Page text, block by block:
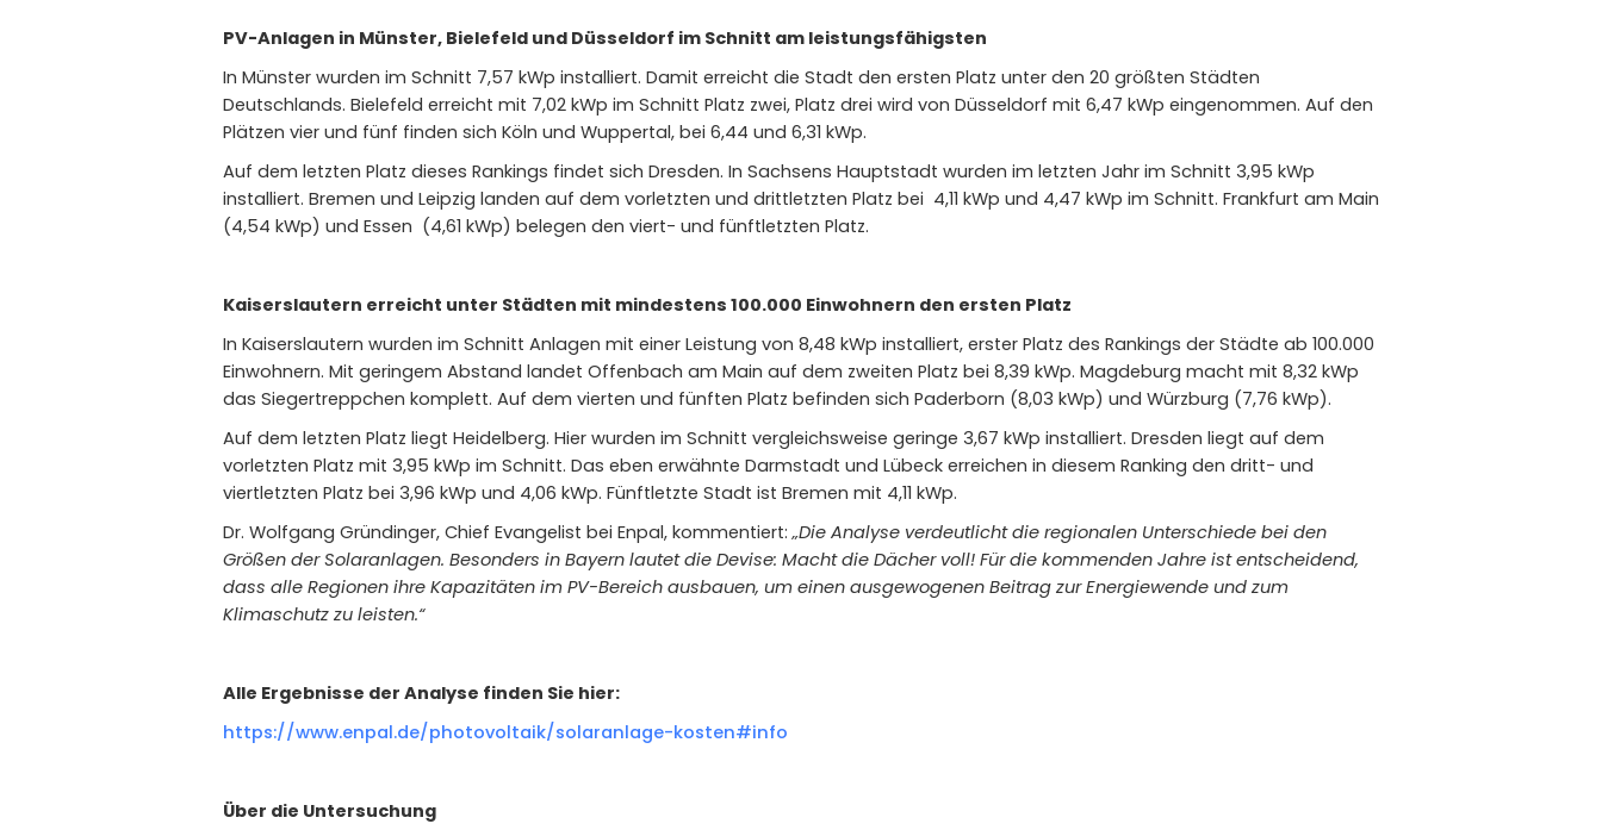
PV-Anlagen in Münster, Bielefeld und Düsseldorf im Schnitt am leistungsfähigsten
In Münster wurden im Schnitt 7,57 kWp installiert. Damit erreicht die Stadt den ersten Platz unter den 20 größten Städten
Deutschlands. Bielefeld erreicht mit 7,02 kWp im Schnitt Platz zwei, Platz drei wird von Düsseldorf mit 6,47 kWp eingenommen. Auf den
Plätzen vier und fünf finden sich Köln und Wuppertal, bei 6,44 und 6,31 kWp.
Auf dem letzten Platz dieses Rankings findet sich Dresden. In Sachsens Hauptstadt wurden im letzten Jahr im Schnitt 3,95 kWp
installiert. Bremen und Leipzig landen auf dem vorletzten und drittletzten Platz bei 4,11 kWp und 4,47 kWp im Schnitt. Frankfurt am Main
(4,54 kWp) und Essen (4,61 kWp) belegen den viert- und fünftletzten Platz.
Kaiserslautern erreicht unter Städten mit mindestens 100.000 Einwohnern den ersten Platz
In Kaiserslautern wurden im Schnitt Anlagen mit einer Leistung von 8,48 kWp installiert, erster Platz des Rankings der Städte ab 100.000
Einwohnern. Mit geringem Abstand landet Offenbach am Main auf dem zweiten Platz bei 8,39 kWp. Magdeburg macht mit 8,32 kWp
das Siegertreppchen komplett. Auf dem vierten und fünften Platz befinden sich Paderborn (8,03 kWp) und Würzburg (7,76 kWp).
Auf dem letzten Platz liegt Heidelberg. Hier wurden im Schnitt vergleichsweise geringe 3,67 kWp installiert. Dresden liegt auf dem
vorletzten Platz mit 3,95 kWp im Schnitt. Das eben erwähnte Darmstadt und Lübeck erreichen in diesem Ranking den dritt- und
viertletzten Platz bei 3,96 kWp und 4,06 kWp. Fünftletzte Stadt ist Bremen mit 4,11 kWp.
Dr. Wolfgang Gründinger, Chief Evangelist bei Enpal, kommentiert:„Die Analyse verdeutlicht die regionalen Unterschiede bei den
Größen der Solaranlagen. Besonders in Bayern lautet die Devise: Macht die Dächer voll! Für die kommenden Jahre ist entscheidend,
dass alle Regionen ihre Kapazitäten im PV-Bereich ausbauen, um einen ausgewogenen Beitrag zur Energiewende und zum
Klimaschutz zu leisten.“
Alle Ergebnisse der Analyse finden Sie hier:
https://www.enpal.de/photovoltaik/solaranlage-kosten#info
Über die Untersuchung